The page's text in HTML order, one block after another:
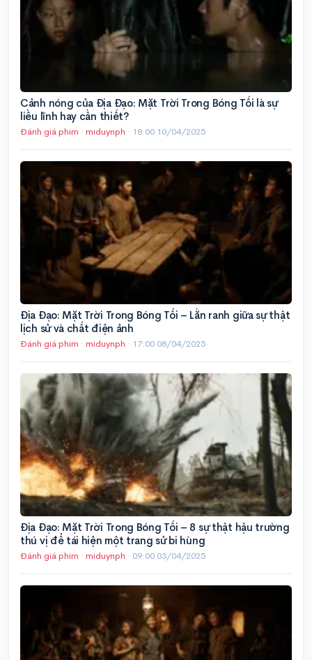
Cảnh nóng của Địa Đạo: Mặt Trời Trong Bóng Tối là sự
liều lĩnh hay cần thiết?
Đánh giá phim · miduynph · 18:00 10/04/2025
Địa Đạo: Mặt Trời Trong Bóng Tối – Lằn ranh giữa sự thật
lịch sử và chất điện ảnh
Đánh giá phim · miduynph · 17:00 08/04/2025
Địa Đạo: Mặt Trời Trong Bóng Tối – 8 sự thật hậu trường
thú vị để tái hiện một trang sử bi hùng
Đánh giá phim · miduynph · 09:00 03/04/2025